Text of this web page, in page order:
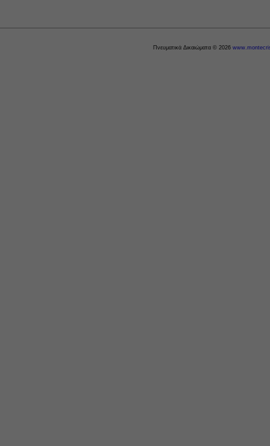
Πνευματικά Δικαιώματα © 2026